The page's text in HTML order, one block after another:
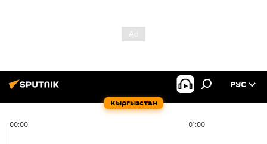
Кыргызстан
РУС
00:00 01:00